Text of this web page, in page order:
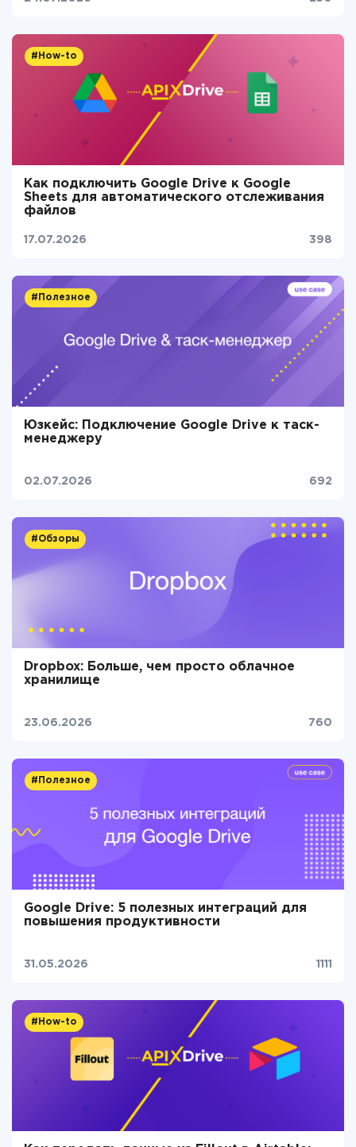
#How-to
Как подключить Google Drive к Google
Sheets для автоматического отслеживания
файлов
17.07.2026 398
#Полезное
Юзкейс: Подключение Google Drive к таск-
менеджеру
02.07.2026 692
#Обзоры
Dropbox: Больше, чем просто облачное
хранилище
23.06.2026 760
#Полезное
Google Drive: 5 полезных интеграций для
повышения продуктивности
31.05.2026 1111
#How-to